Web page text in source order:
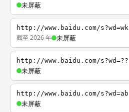
未屏蔽
http://www.baidu.com/s?wd=wk
截至 2026 年 未屏蔽
http://www.baidu.com/s?wd=??
未屏蔽
http://www.baidu.com/s?wd=ab
未屏蔽